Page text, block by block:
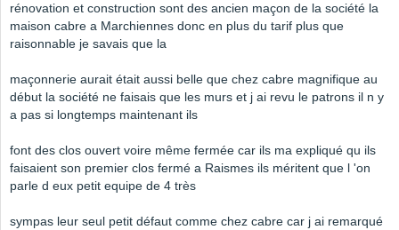
rénovation et construction sont des ancien maçon de la société la
maison cabre a Marchiennes donc en plus du tarif plus que
raisonnable je savais que la
maçonnerie aurait était aussi belle que chez cabre magnifique au
début la société ne faisais que les murs et j ai revu le patrons il n y
a pas si longtemps maintenant ils
font des clos ouvert voire même fermée car ils ma expliqué qu ils
faisaient son premier clos fermé a Raismes ils méritent que l 'on
parle d eux petit equipe de 4 très
sympas leur seul petit défaut comme chez cabre car j ai remarqué